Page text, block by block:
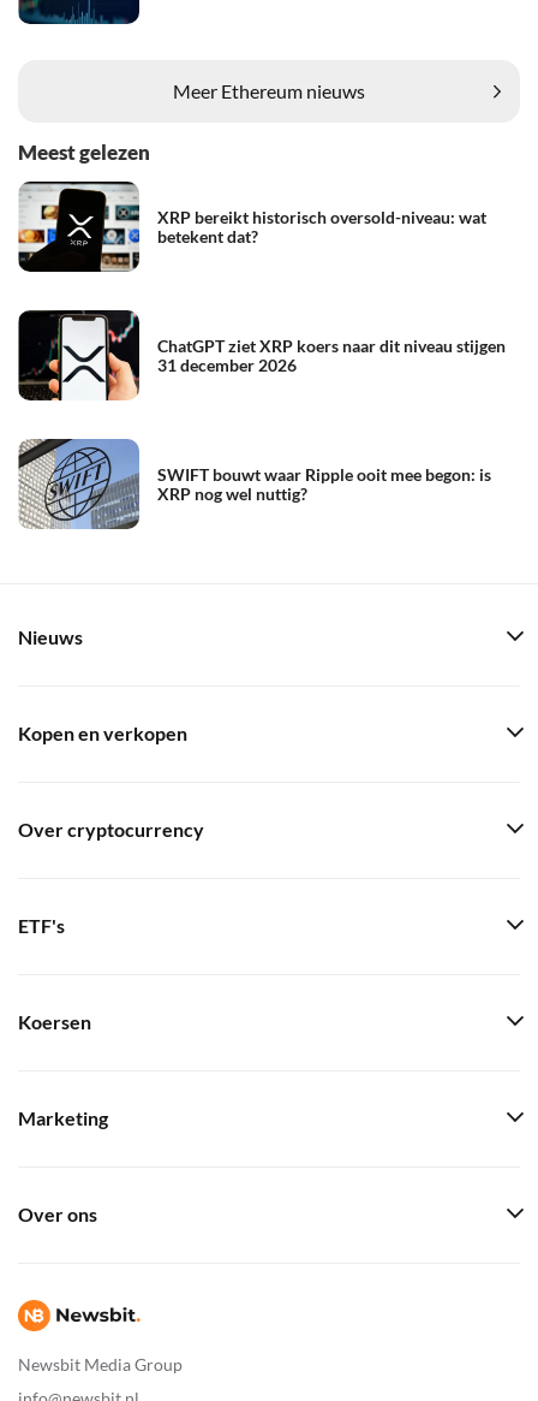
Meer Ethereum nieuws
Meest gelezen
XRP bereikt historisch oversold-niveau: wat
betekent dat?
ChatGPT ziet XRP koers naar dit niveau stijgen
31 december 2026
SWIFT bouwt waar Ripple ooit mee begon: is
XRP nog wel nuttig?
Newsbit Media Group
Nieuws
Kopen en verkopen
Over cryptocurrency
ETF's
Koersen
Marketing
Over ons